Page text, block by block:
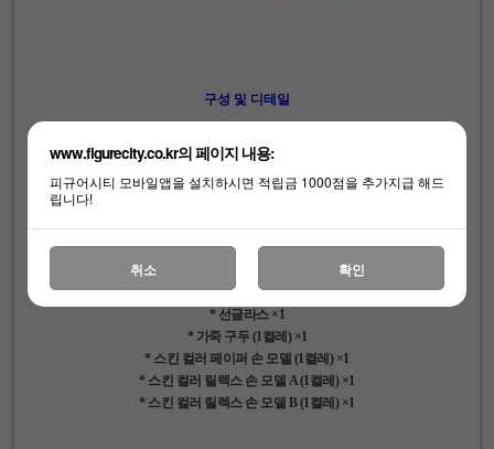
구성 및 디테일
* 바디 ×1
* 타이 A ×1
* 타이 B ×1
* 수트 바지 ×1
* 선글라스 ×1
* 가죽 구두 (1켤레) ×1
* 스킨 컬러 페이퍼 손 모델 (1켤레) ×1
* 스킨 컬러 릴렉스 손 모델 A (1켤레) ×1
* 스킨 컬러 릴렉스 손 모델 B (1켤레) ×1
www.figurecity.co.kr의 페이지 내용:
피규어시티 모바일앱을 설치하시면 적립금 1000점을 추가지급 해드
립니다!
취소 확인